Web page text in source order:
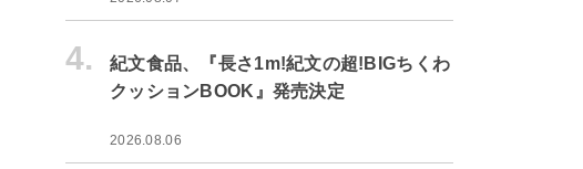
4.
紀文食品、『長さ1m!紀文の超!BIGちくわ
クッションBOOK』発売決定
2026.08.06